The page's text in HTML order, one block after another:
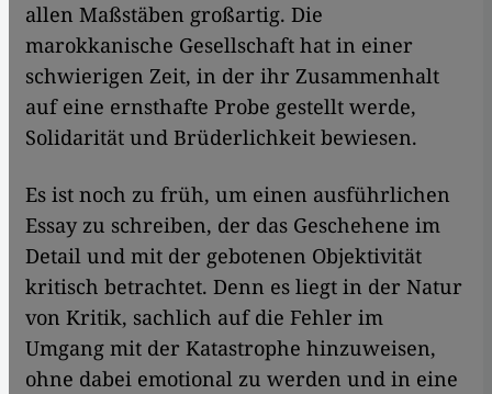
allen Maßstäben großartig. Die
marokkanische Gesellschaft hat in einer
schwierigen Zeit, in der ihr Zusammenhalt
auf eine ernsthafte Probe gestellt werde,
Solidarität und Brüderlichkeit bewiesen.
Es ist noch zu früh, um einen ausführlichen
Essay zu schreiben, der das Geschehene im
Detail und mit der gebotenen Objektivität
kritisch betrachtet. Denn es liegt in der Natur
von Kritik, sachlich auf die Fehler im
Umgang mit der Katastrophe hinzuweisen,
ohne dabei emotional zu werden und in eine